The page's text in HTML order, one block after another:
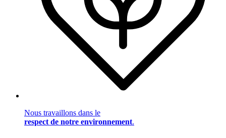
Nous travaillons dans le
respect de notre environnement.